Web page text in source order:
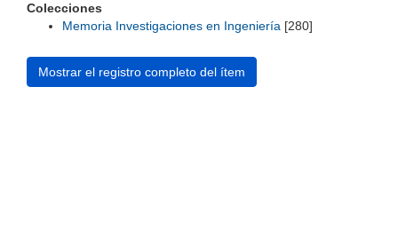
Colecciones
Memoria Investigaciones en Ingeniería [280]
Mostrar el registro completo del ítem